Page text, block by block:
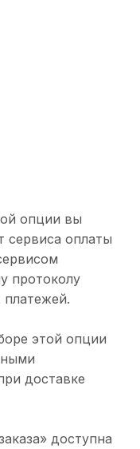
опции вы
сервиса оплаты
протоколу
этой опции
доставке
доступна